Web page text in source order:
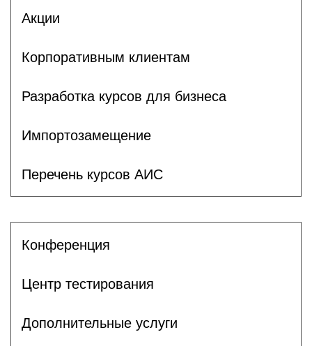
Акции
Корпоративным клиентам
Разработка курсов для бизнеса
Импортозамещение
Перечень курсов АИС
Конференция
Центр тестирования
Дополнительные услуги